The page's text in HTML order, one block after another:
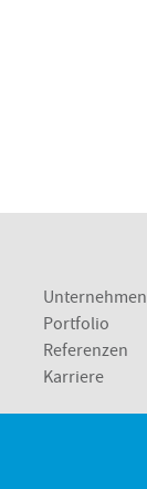
Unternehmen
Portfolio
Referenzen
Karriere